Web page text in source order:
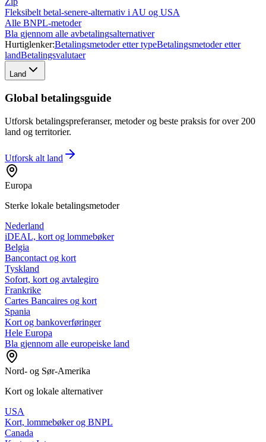
Fleksibelt betal-senere-alternativ i AU og USA
Alle BNPL-metoder
Bla gjennom alle avbetalingsalternativer
Hurtiglenker:Betalingsmetoder etter typeBetalingsmetoder etter
landBetalingsvalutaer
Land
Global betalingsguide
Utforsk betalingspreferanser, metoder og beste praksis for over 200
land og territorier.
Utforsk alt land
Europa
Sterke lokale betalingsmetoder
Nederland
iDEAL, kort og lommebøker
Belgia
Bancontact og kort
Tyskland
Sofort, kort og avtalegiro
Frankrike
Cartes Bancaires og kort
Spania
Kort og bankoverføringer
Hele Europa
Bla gjennom alle europeiske land
Nord- og Sør-Amerika
Kort og lokale alternativer
USA
Kort, lommebøker og BNPL
Canada